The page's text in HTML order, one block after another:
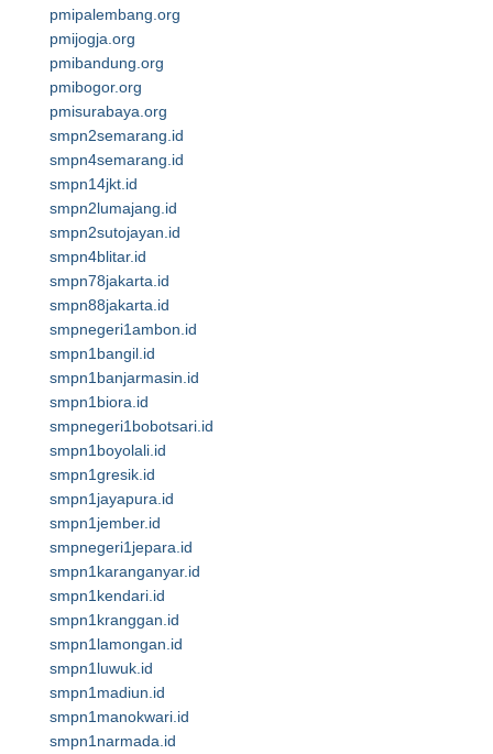
pmipalembang.org
pmijogja.org
pmibandung.org
pmibogor.org
pmisurabaya.org
smpn2semarang.id
smpn4semarang.id
smpn14jkt.id
smpn2lumajang.id
smpn2sutojayan.id
smpn4blitar.id
smpn78jakarta.id
smpn88jakarta.id
smpnegeri1ambon.id
smpn1bangil.id
smpn1banjarmasin.id
smpn1biora.id
smpnegeri1bobotsari.id
smpn1boyolali.id
smpn1gresik.id
smpn1jayapura.id
smpn1jember.id
smpnegeri1jepara.id
smpn1karanganyar.id
smpn1kendari.id
smpn1kranggan.id
smpn1lamongan.id
smpn1luwuk.id
smpn1madiun.id
smpn1manokwari.id
smpn1narmada.id